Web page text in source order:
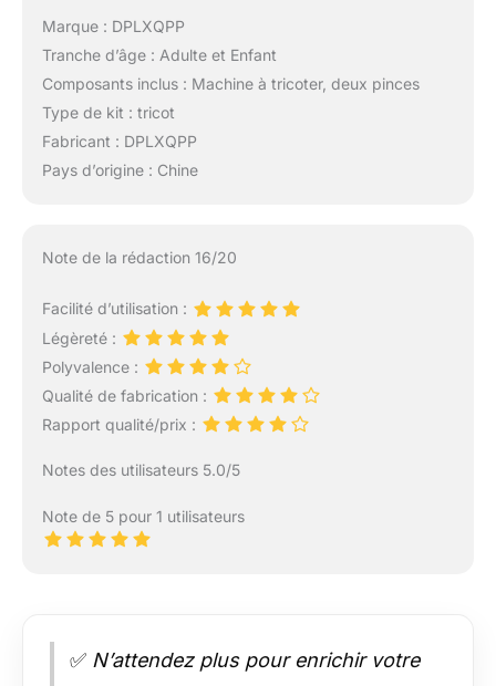
Marque : DPLXQPP
Tranche d’âge : Adulte et Enfant
Composants inclus : Machine à tricoter, deux pinces
Type de kit : tricot
Fabricant : DPLXQPP
Pays d’origine : Chine
Note de la rédaction 16/20
Facilité d’utilisation :
Légèreté :
Polyvalence :
Qualité de fabrication :
Rapport qualité/prix :
Notes des utilisateurs 5.0/5
Note de 5 pour 1 utilisateurs
✅ N’attendez plus pour enrichir votre